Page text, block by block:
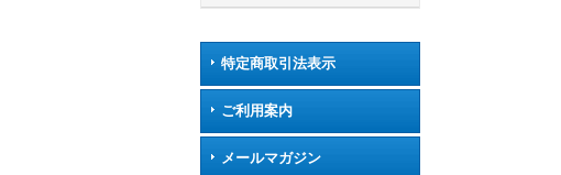
特定商取引法表示
ご利用案内
メールマガジン